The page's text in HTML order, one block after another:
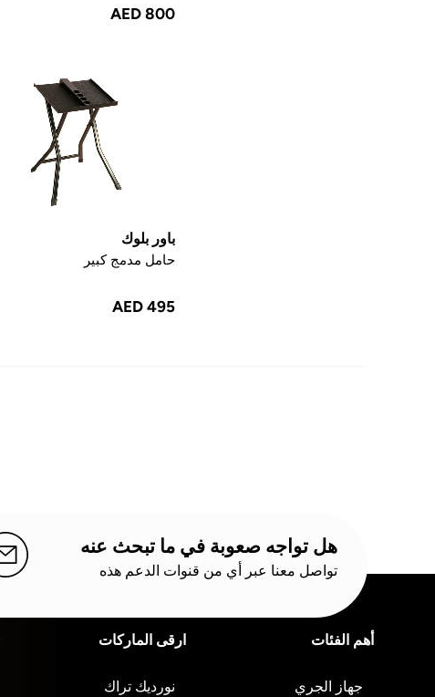
AED 800
باور بلوك
حامل مدمج كبير
AED 495
هل تواجه صعوبة في ما تبحث عنه
تواصل معنا عبر أي من قنوات الدعم هذه
أهم الفئات
جهاز الجري
ارقى الماركات
نورديك تراك